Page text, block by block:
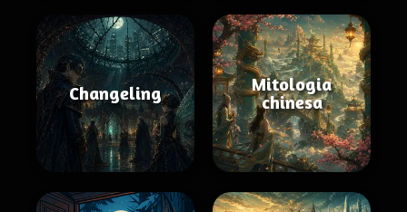
Changeling
Mitologia
chinesa